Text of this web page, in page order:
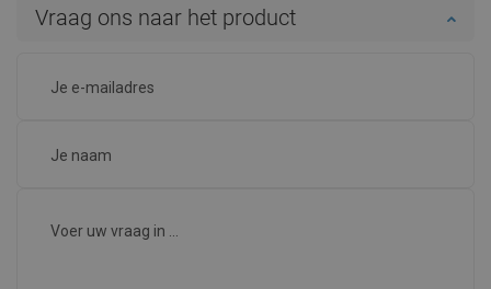
Vraag ons naar het product